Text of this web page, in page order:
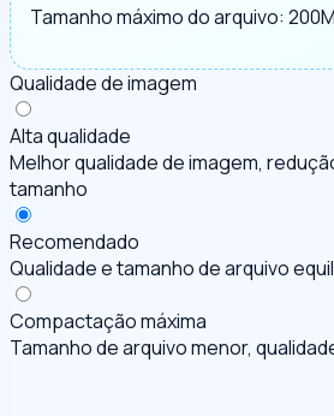
Tamanho máximo do arquivo:
Qualidade de imagem
Alta qualidade
Melhor qualidade de imagem,
tamanho
Recomendado
Qualidade e tamanho de arquivo
Compactação máxima
Tamanho de arquivo menor,